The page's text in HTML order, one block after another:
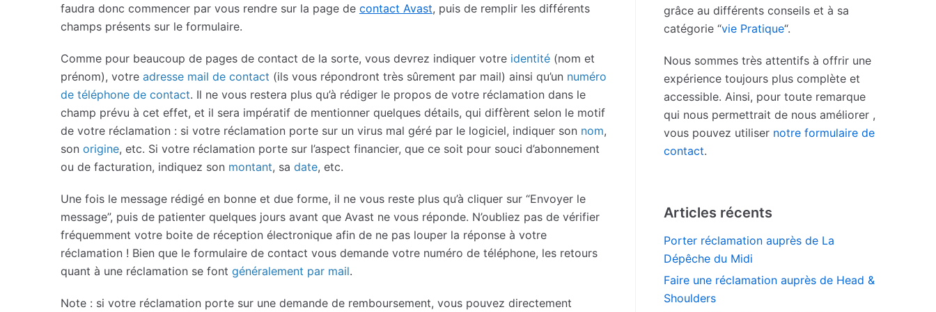
faudra donc commencer par vous rendre sur la page de contact Avast, puis de remplir les différents
champs présents sur le formulaire.
Comme pour beaucoup de pages de contact de la sorte, vous devrez indiquer votre identité (nom et
prénom), votre adresse mail de contact (ils vous répondront très sûrement par mail) ainsi qu’un numéro
de téléphone de contact. Il ne vous restera plus qu’à rédiger le propos de votre réclamation dans le
champ prévu à cet effet, et il sera impératif de mentionner quelques détails, qui diffèrent selon le motif
de votre réclamation : si votre réclamation porte sur un virus mal géré par le logiciel, indiquer son nom,
son origine, etc. Si votre réclamation porte sur l’aspect financier, que ce soit pour souci d’abonnement
ou de facturation, indiquez son montant, sa date, etc.
Une fois le message rédigé en bonne et due forme, il ne vous reste plus qu’à cliquer sur “Envoyer le
message”, puis de patienter quelques jours avant que Avast ne vous réponde. N’oubliez pas de vérifier
fréquemment votre boite de réception électronique afin de ne pas louper la réponse à votre
réclamation ! Bien que le formulaire de contact vous demande votre numéro de téléphone, les retours
quant à une réclamation se font généralement par mail.
Note : si votre réclamation porte sur une demande de remboursement, vous pouvez directement
grâce au différents conseils et à sa
catégorie “vie Pratique“.
Nous sommes très attentifs à offrir une
expérience toujours plus complète et
accessible. Ainsi, pour toute remarque
qui nous permettrait de nous améliorer ,
vous pouvez utiliser notre formulaire de
contact.
Articles récents
Porter réclamation auprès de La
Dépêche du Midi
Faire une réclamation auprès de Head &
Shoulders